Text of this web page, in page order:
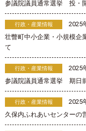
参議院議員通常選挙 投・
行政・産業情報
2025
壮瞥町中小企業・小規模企
て
行政・産業情報
2025
参議院議員通常選挙 期日
行政・産業情報
2025
久保内ふれあいセンターの